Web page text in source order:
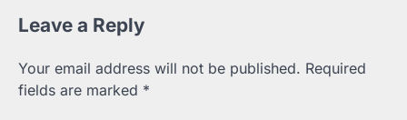
Leave a Reply
Your email address will not be published. Required
fields are marked *